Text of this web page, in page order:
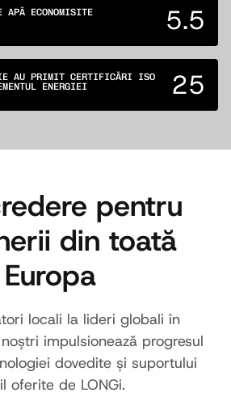
APĂ ECONOMISITE 5.5
AU PRIMIT CERTIFICĂRI ISO
ENERGIEI
25
pentru
din toată
Europa
locali la lideri globali în
impulsionează progresul
dovedite și suportului
oferite de LONGi.